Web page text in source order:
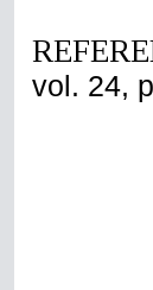
vol. 24,